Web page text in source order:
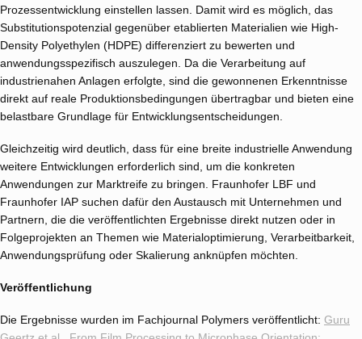
Prozessentwicklung einstellen lassen. Damit wird es möglich, das
Substitutionspotenzial gegenüber etablierten Materialien wie High-
Density Polyethylen (HDPE) differenziert zu bewerten und
anwendungsspezifisch auszulegen. Da die Verarbeitung auf
industrienahen Anlagen erfolgte, sind die gewonnenen Erkenntnisse
direkt auf reale Produktionsbedingungen übertragbar und bieten eine
belastbare Grundlage für Entwicklungsentscheidungen.
Gleichzeitig wird deutlich, dass für eine breite industrielle Anwendung
weitere Entwicklungen erforderlich sind, um die konkreten
Anwendungen zur Marktreife zu bringen. Fraunhofer LBF und
Fraunhofer IAP suchen dafür den Austausch mit Unternehmen und
Partnern, die die veröffentlichten Ergebnisse direkt nutzen oder in
Folgeprojekten an Themen wie Materialoptimierung, Verarbeitbarkeit,
Anwendungsprüfung oder Skalierung anknüpfen möchten.
Veröffentlichung
Die Ergebnisse wurden im Fachjournal Polymers veröffentlicht: Guru